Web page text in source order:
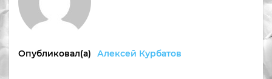
Опубликовал(а) Алексей Курбатов